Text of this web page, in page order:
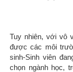
Tuy nhiên, với vô
được các môi
sinh-Sinh viên
chọn ngành học,